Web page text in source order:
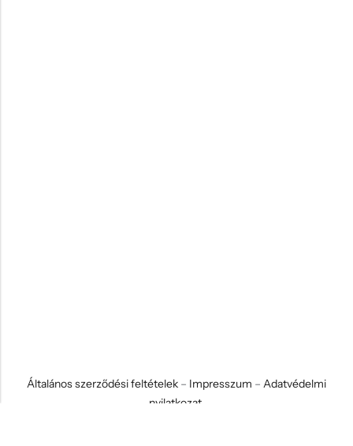
Általános szerződési feltételek – Impresszum – Adatvédelmi
nyilatkozat